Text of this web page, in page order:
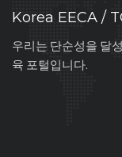
Korea EECA /
우리는 단순성을 달
육 포털입니다.